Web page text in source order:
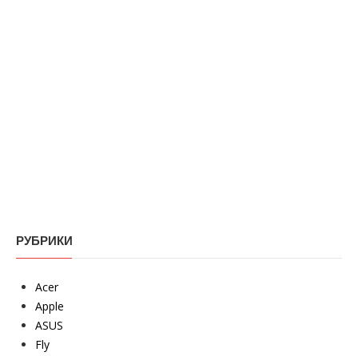
РУБРИКИ
Acer
Apple
ASUS
Fly